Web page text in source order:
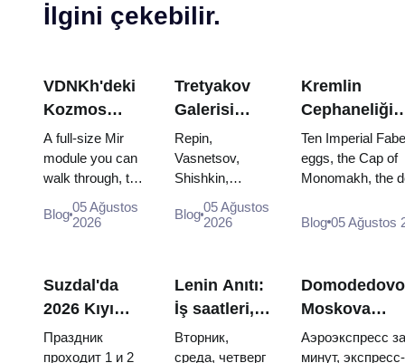
İlgini çekebilir.
VDNKh'deki
Kozmos
Pavyonu:
Rusya'nın En
Büyük Uzay
Sergisinin
İçinde
A full-size Mir
module you can
walk through, the
model, scorched
120 pieces of
Blog05 Ağustos
2026
Tretyakov
Galerisi
Başyapıtları:
Görülecek
Eserler İçin
Seyahat
Planı
Repin,
Vasnetsov,
Shishkin,
and Surikov —
where they
hang, and why
booking the...
Blog05 Ağustos
2026
Kremlin
Cephaneliği
Hazineleri:
Faberge
Yumurtaları,
Giyme
Ten Imperial
eggs, the Cap of
Monomakh, the
and the
Blog 05 Ağustos
Suzdal'da
2026 Kıyı
Günü:
biletler,
Праздник
проходит 1 и 2
Lenin Anıtı:
İş saatleri,
giriş ve
Kremlya
Вторник,
среда, четверг
Moskova
merkezine:
Aeroexpress,
Аэроэкспресс
минут, экспресс-